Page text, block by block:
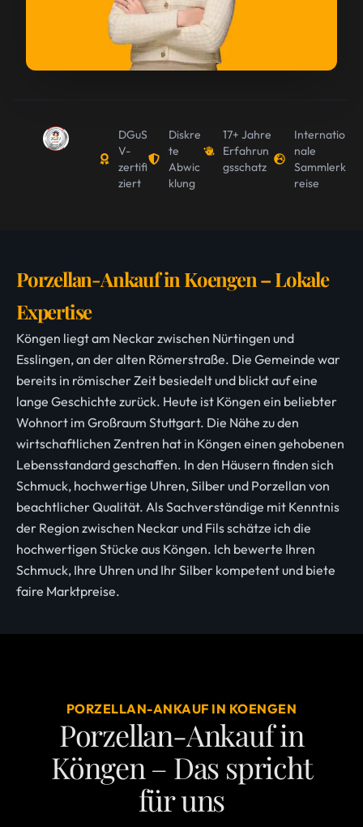
DGuS
V-
zertifi
ziert
Diskre
te
Abwic
klung
17+ Jahre
Erfahrun
gsschatz
Internatio
nale
Sammlerk
reise
Porzellan-Ankauf in Koengen – Lokale
Expertise
Köngen liegt am Neckar zwischen Nürtingen und
Esslingen, an der alten Römerstraße. Die Gemeinde war
bereits in römischer Zeit besiedelt und blickt auf eine
lange Geschichte zurück. Heute ist Köngen ein beliebter
Wohnort im Großraum Stuttgart. Die Nähe zu den
wirtschaftlichen Zentren hat in Köngen einen gehobenen
Lebensstandard geschaffen. In den Häusern finden sich
Schmuck, hochwertige Uhren, Silber und Porzellan von
beachtlicher Qualität. Als Sachverständige mit Kenntnis
der Region zwischen Neckar und Fils schätze ich die
hochwertigen Stücke aus Köngen. Ich bewerte Ihren
Schmuck, Ihre Uhren und Ihr Silber kompetent und biete
faire Marktpreise.
PORZELLAN-ANKAUF IN KOENGEN
Porzellan-Ankauf in
Köngen – Das spricht
für uns